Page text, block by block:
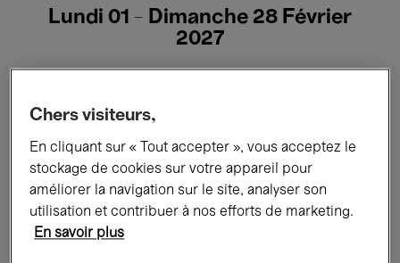
Lundi 01 - Dimanche 28 Février
2027
Tous les événements Concerts
Expositions Films Performances
Rencontres & Débats
Chers visiteurs,
En cliquant sur « Tout accepter », vous acceptez le
stockage de cookies sur votre appareil pour
améliorer la navigation sur le site, analyser son
utilisation et contribuer à nos efforts de marketing.
En savoir plus